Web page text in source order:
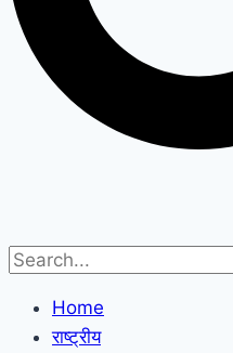
Home
राष्ट्रीय